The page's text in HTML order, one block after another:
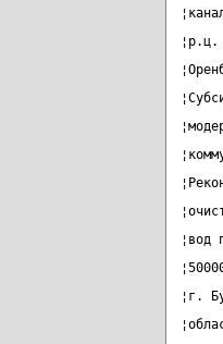
¦г.